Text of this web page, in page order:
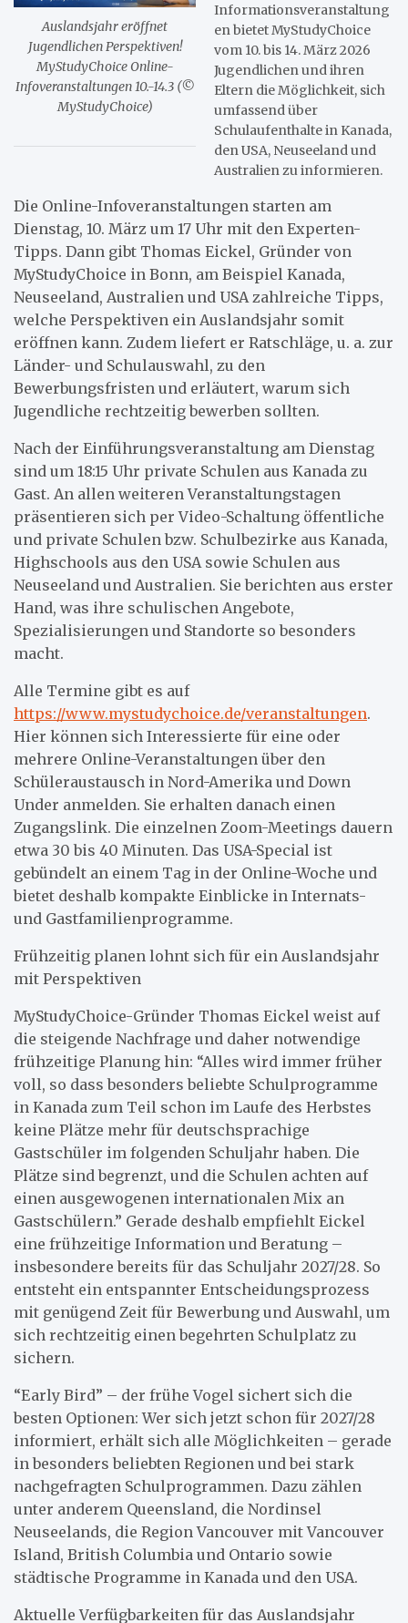
Auslandsjahr eröffnet
Jugendlichen Perspektiven!
MyStudyChoice Online-
Infoveranstaltungen 10.-14.3 (©
MyStudyChoice)
Informationsveranstaltung
en bietet MyStudyChoice
vom 10. bis 14. März 2026
Jugendlichen und ihren
Eltern die Möglichkeit, sich
umfassend über
Schulaufenthalte in Kanada,
den USA, Neuseeland und
Australien zu informieren.
Die Online-Infoveranstaltungen starten am
Dienstag, 10. März um 17 Uhr mit den Experten-
Tipps. Dann gibt Thomas Eickel, Gründer von
MyStudyChoice in Bonn, am Beispiel Kanada,
Neuseeland, Australien und USA zahlreiche Tipps,
welche Perspektiven ein Auslandsjahr somit
eröffnen kann. Zudem liefert er Ratschläge, u. a. zur
Länder- und Schulauswahl, zu den
Bewerbungsfristen und erläutert, warum sich
Jugendliche rechtzeitig bewerben sollten.
Nach der Einführungsveranstaltung am Dienstag
sind um 18:15 Uhr private Schulen aus Kanada zu
Gast. An allen weiteren Veranstaltungstagen
präsentieren sich per Video-Schaltung öffentliche
und private Schulen bzw. Schulbezirke aus Kanada,
Highschools aus den USA sowie Schulen aus
Neuseeland und Australien. Sie berichten aus erster
Hand, was ihre schulischen Angebote,
Spezialisierungen und Standorte so besonders
macht.
Alle Termine gibt es auf
https://www.mystudychoice.de/veranstaltungen.
Hier können sich Interessierte für eine oder
mehrere Online-Veranstaltungen über den
Schüleraustausch in Nord-Amerika und Down
Under anmelden. Sie erhalten danach einen
Zugangslink. Die einzelnen Zoom-Meetings dauern
etwa 30 bis 40 Minuten. Das USA-Special ist
gebündelt an einem Tag in der Online-Woche und
bietet deshalb kompakte Einblicke in Internats-
und Gastfamilienprogramme.
Frühzeitig planen lohnt sich für ein Auslandsjahr
mit Perspektiven
MyStudyChoice-Gründer Thomas Eickel weist auf
die steigende Nachfrage und daher notwendige
frühzeitige Planung hin: “Alles wird immer früher
voll, so dass besonders beliebte Schulprogramme
in Kanada zum Teil schon im Laufe des Herbstes
keine Plätze mehr für deutschsprachige
Gastschüler im folgenden Schuljahr haben. Die
Plätze sind begrenzt, und die Schulen achten auf
einen ausgewogenen internationalen Mix an
Gastschülern.” Gerade deshalb empfiehlt Eickel
eine frühzeitige Information und Beratung –
insbesondere bereits für das Schuljahr 2027/28. So
entsteht ein entspannter Entscheidungsprozess
mit genügend Zeit für Bewerbung und Auswahl, um
sich rechtzeitig einen begehrten Schulplatz zu
sichern.
“Early Bird” – der frühe Vogel sichert sich die
besten Optionen: Wer sich jetzt schon für 2027/28
informiert, erhält sich alle Möglichkeiten – gerade
in besonders beliebten Regionen und bei stark
nachgefragten Schulprogrammen. Dazu zählen
unter anderem Queensland, die Nordinsel
Neuseelands, die Region Vancouver mit Vancouver
Island, British Columbia und Ontario sowie
städtische Programme in Kanada und den USA.
Aktuelle Verfügbarkeiten für das Auslandsjahr